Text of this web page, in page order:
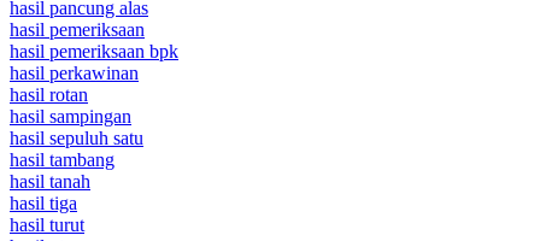
hasil pancung alas
hasil pemeriksaan
hasil pemeriksaan bpk
hasil perkawinan
hasil rotan
hasil sampingan
hasil sepuluh satu
hasil tambang
hasil tanah
hasil tiga
hasil turut